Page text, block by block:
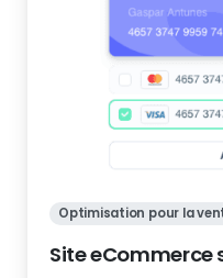
Optimisation pour la
Site eCommerce